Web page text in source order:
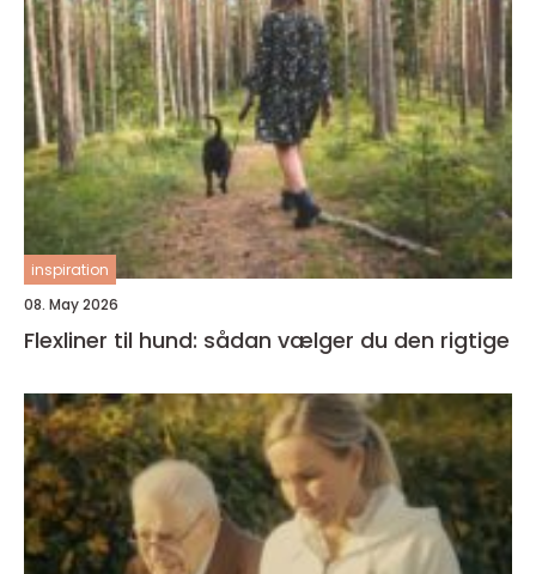
inspiration
08. May 2026
Flexliner til hund: sådan vælger du den rigtige